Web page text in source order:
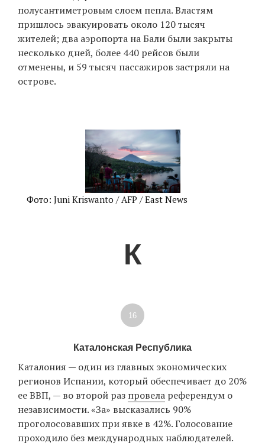
полусантиметровым слоем пепла. Властям
пришлось эвакуировать около 120 тысяч
жителей; два аэропорта на Бали были закрыты
несколько дней, более 440 рейсов были
отменены, и 59 тысяч пассажиров застряли на
острове.
Фото: Juni Kriswanto / AFP / East News
К
16
Каталонская Республика
Каталония — один из главных экономических
регионов Испании, который обеспечивает до 20%
ее ВВП, — во второй раз провела референдум о
независимости. «За» высказались 90%
проголосовавших при явке в 42%. Голосование
проходило без международных наблюдателей.